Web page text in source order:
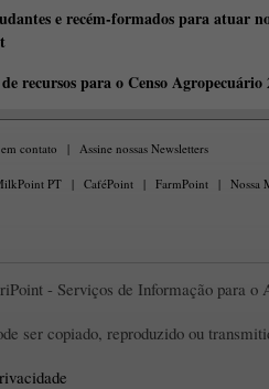
e recém-formados para atuar
recursos para o Censo Agropecuário
contato | Assine nossas Newsletters
PT | CaféPoint | FarmPoint | Nossa
- Serviços de Informação para o
ser copiado, reproduzido ou